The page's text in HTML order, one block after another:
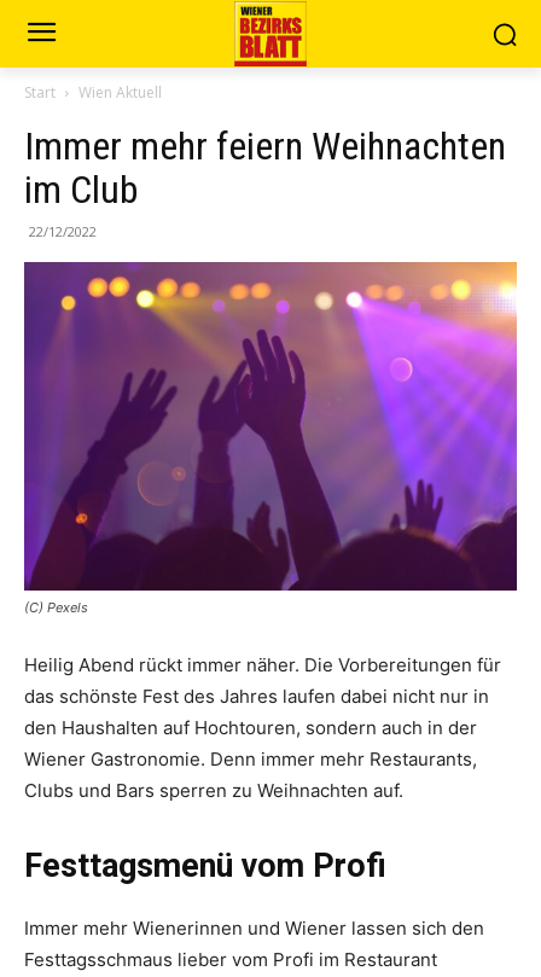
Start Wien Aktuell
Immer mehr feiern Weihnachten
im Club
22/12/2022
(C) Pexels
Heilig Abend rückt immer näher. Die Vorbereitungen für
das schönste Fest des Jahres laufen dabei nicht nur in
den Haushalten auf Hochtouren, sondern auch in der
Wiener Gastronomie. Denn immer mehr Restaurants,
Clubs und Bars sperren zu Weihnachten auf.
Festtagsmenü vom Profi
Immer mehr Wienerinnen und Wiener lassen sich den
Festtagsschmaus lieber vom Profi im Restaurant